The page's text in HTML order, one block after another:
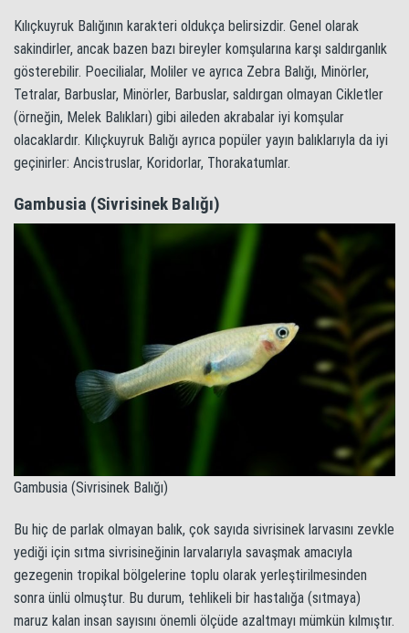
Kılıçkuyruk Balığının karakteri oldukça belirsizdir. Genel olarak
sakindirler, ancak bazen bazı bireyler komşularına karşı saldırganlık
gösterebilir. Poecilialar, Moliler ve ayrıca Zebra Balığı, Minörler,
Tetralar, Barbuslar, Minörler, Barbuslar, saldırgan olmayan Cikletler
(örneğin, Melek Balıkları) gibi aileden akrabalar iyi komşular
olacaklardır. Kılıçkuyruk Balığı ayrıca popüler yayın balıklarıyla da iyi
geçinirler: Ancistruslar, Koridorlar, Thorakatumlar.
Gambusia (Sivrisinek Balığı)
Gambusia (Sivrisinek Balığı)
Bu hiç de parlak olmayan balık, çok sayıda sivrisinek larvasını zevkle
yediği için sıtma sivrisineğinin larvalarıyla savaşmak amacıyla
gezegenin tropikal bölgelerine toplu olarak yerleştirilmesinden
sonra ünlü olmuştur. Bu durum, tehlikeli bir hastalığa (sıtmaya)
maruz kalan insan sayısını önemli ölçüde azaltmayı mümkün kılmıştır.